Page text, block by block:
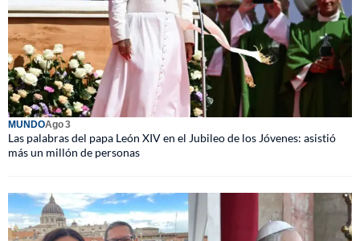
MUNDOAgo 3
Las palabras del papa León XIV en el Jubileo de los Jóvenes: asistió
más un millón de personas